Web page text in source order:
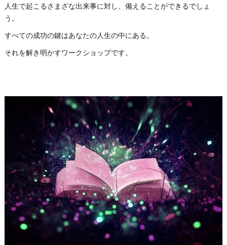
人生で起こるさまざな出来事に対し、備えることができるでしょ
う。
すべての成功の鍵はあなたの人生の中にある。
それを解き明かすワークショップです。